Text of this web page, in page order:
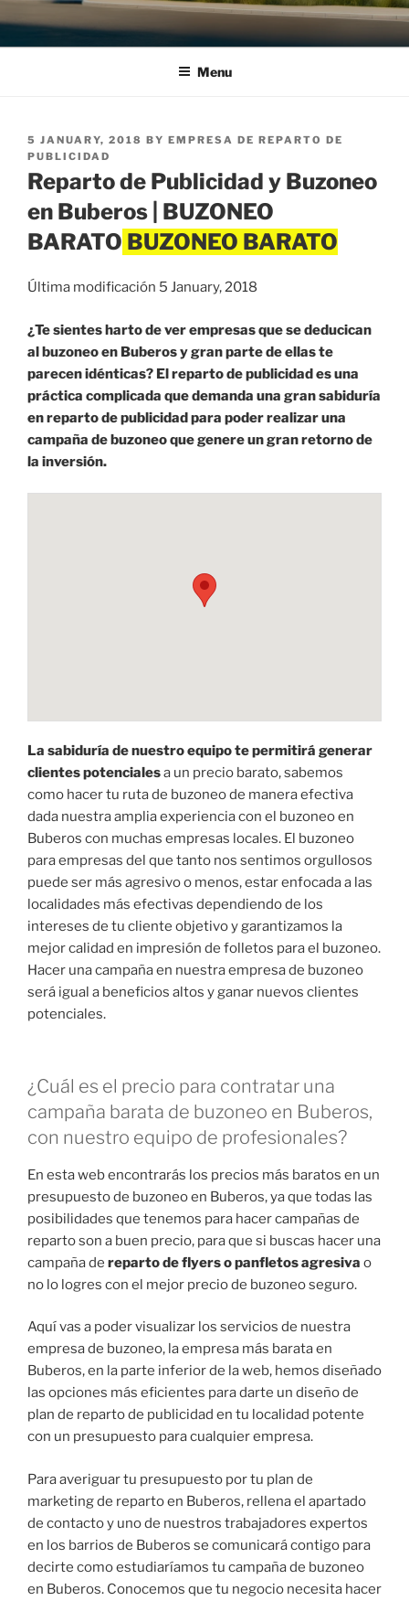
Menu
POSTED
ON
5 JANUARY, 2018 BY EMPRESA DE REPARTO DE
PUBLICIDAD
Reparto de Publicidad y Buzoneo
en Buberos | BUZONEO
BARATO
Última modificación 5 January, 2018
¿Te sientes harto de ver empresas que se deducican
al buzoneo en Buberos y gran parte de ellas te
parecen idénticas? El reparto de publicidad es una
práctica complicada que demanda una gran sabiduría
en reparto de publicidad para poder realizar una
campaña de buzoneo que genere un gran retorno de
la inversión.
La sabiduría de nuestro equipo te permitirá generar
clientes potencialesa un precio barato, sabemos
como hacer tu ruta de buzoneo de manera efectiva
dada nuestra amplia experiencia con el buzoneo en
Buberos con muchas empresas locales. El buzoneo
para empresas del que tanto nos sentimos orgullosos
puede ser más agresivo o menos, estar enfocada a las
localidades más efectivas dependiendo de los
intereses de tu cliente objetivo y garantizamos la
mejor calidad en impresión de folletos para el buzoneo.
Hacer una campaña en nuestra empresa de buzoneo
será igual a beneficios altos y ganar nuevos clientes
potenciales.
¿Cuál es el precio para contratar una
campaña barata de buzoneo en Buberos,
con nuestro equipo de profesionales?
En esta web encontrarás los precios más baratos en un
presupuesto de buzoneo en Buberos, ya que todas las
posibilidades que tenemos para hacer campañas de
reparto son a buen precio, para que si buscas hacer una
campaña de reparto de flyers o panfletos agresiva o
no lo logres con el mejor precio de buzoneo seguro.
Aquí vas a poder visualizar los servicios de nuestra
empresa de buzoneo, la empresa más barata en
Buberos, en la parte inferior de la web, hemos diseñado
las opciones más eficientes para darte un diseño de
plan de reparto de publicidad en tu localidad potente
con un presupuesto para cualquier empresa.
Para averiguar tu presupuesto por tu plan de
marketing de reparto en Buberos, rellena el apartado
de contacto y uno de nuestros trabajadores expertos
en los barrios de Buberos se comunicará contigo para
decirte como estudiaríamos tu campaña de buzoneo
en Buberos. Conocemos que tu negocio necesita hacer